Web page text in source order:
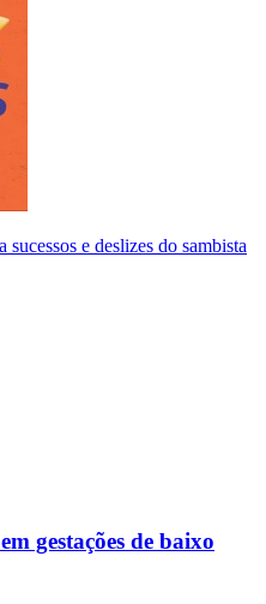
e deslizes do sambista
gestações de baixo